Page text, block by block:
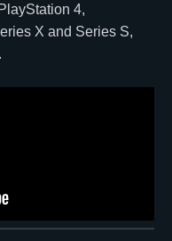
4,
X and Series S,
.